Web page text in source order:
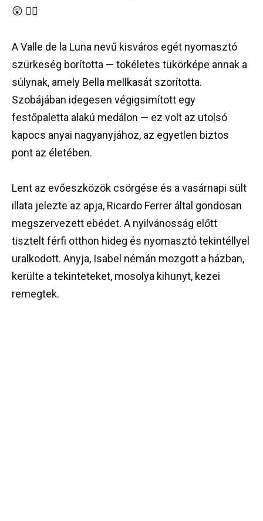
😲 👇🏻
A Valle de la Luna nevű kisváros egét nyomasztó
szürkeség borította — tökéletes tükörképe annak a
súlynak, amely Bella mellkasát szorította.
Szobájában idegesen végigsimított egy
festőpaletta alakú medálon — ez volt az utolsó
kapocs anyai nagyanyjához, az egyetlen biztos
pont az életében.
Lent az evőeszközök csörgése és a vasárnapi sült
illata jelezte az apja, Ricardo Ferrer által gondosan
megszervezett ebédet. A nyilvánosság előtt
tisztelt férfi otthon hideg és nyomasztó tekintéllyel
uralkodott. Anyja, Isabel némán mozgott a házban,
kerülte a tekinteteket, mosolya kihunyt, kezei
remegtek.